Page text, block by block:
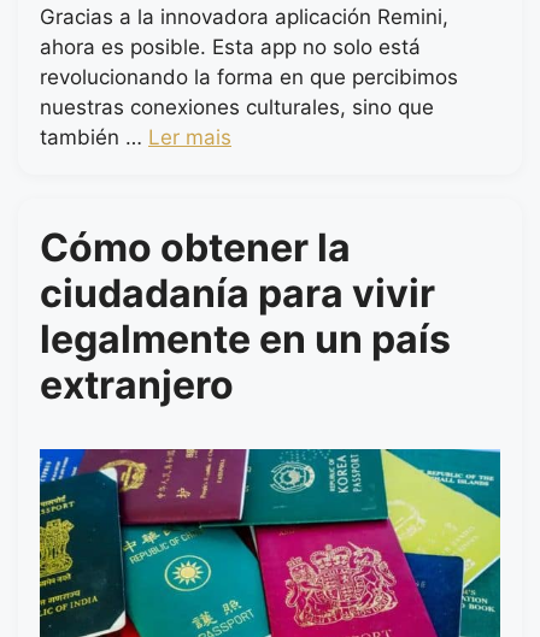
Gracias a la innovadora aplicación Remini,
ahora es posible. Esta app no solo está
revolucionando la forma en que percibimos
nuestras conexiones culturales, sino que
también … Ler mais
Cómo obtener la
ciudadanía para vivir
legalmente en un país
extranjero